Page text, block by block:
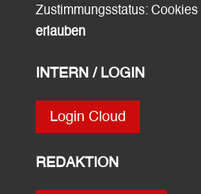
Zustimmungsstatus: Cookies
erlauben
INTERN / LOGIN
Login Cloud
REDAKTION